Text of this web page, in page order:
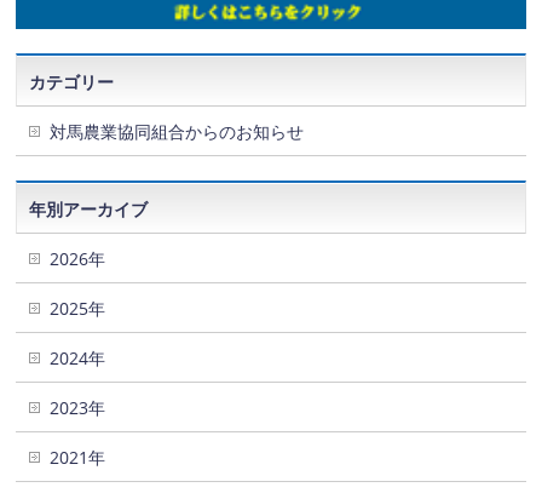
カテゴリー
対馬農業協同組合からのお知らせ
年別アーカイブ
2026年
2025年
2024年
2023年
2021年